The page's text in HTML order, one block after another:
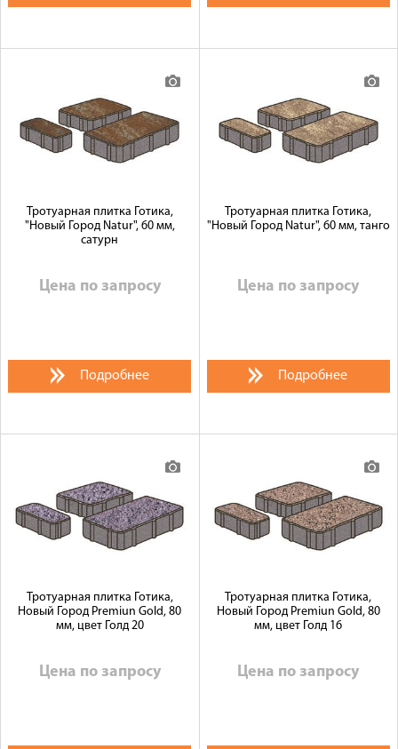
Тротуарная плитка Готика,
"Новый Город Natur", 60 мм,
сатурн
Цена по запросу
Подробнее
Тротуарная плитка Готика,
"Новый Город Natur", 60 мм, танго
Цена по запросу
Подробнее
Тротуарная плитка Готика,
Новый Город Premiun Gold, 80
мм, цвет Голд 20
Цена по запросу
Тротуарная плитка Готика,
Новый Город Premiun Gold, 80
мм, цвет Голд 16
Цена по запросу